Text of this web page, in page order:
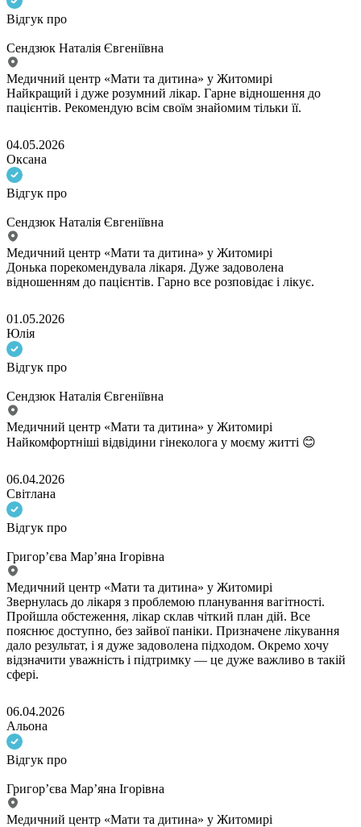
Відгук про
Сендзюк Наталія Євгеніївна
Медичний центр «Мати та дитина» у Житомирі
Найкращий і дуже розумний лікар. Гарне відношення до
пацієнтів. Рекомендую всім своїм знайомим тільки її.
04.05.2026
Оксана
Відгук про
Сендзюк Наталія Євгеніївна
Медичний центр «Мати та дитина» у Житомирі
Донька порекомендувала лікаря. Дуже задоволена
відношенням до пацієнтів. Гарно все розповідає і лікує.
01.05.2026
Юлія
Відгук про
Сендзюк Наталія Євгеніївна
Медичний центр «Мати та дитина» у Житомирі
Найкомфортніші відвідини гінеколога у моєму житті 😊
06.04.2026
Світлана
Відгук про
Григор’єва Мар’яна Ігорівна
Медичний центр «Мати та дитина» у Житомирі
Звернулась до лікаря з проблемою планування вагітності.
Пройшла обстеження, лікар склав чіткий план дій. Все
пояснює доступно, без зайвої паніки. Призначене лікування
дало результат, і я дуже задоволена підходом. Окремо хочу
відзначити уважність і підтримку — це дуже важливо в такій
сфері.
06.04.2026
Альона
Відгук про
Григор’єва Мар’яна Ігорівна
Медичний центр «Мати та дитина» у Житомирі